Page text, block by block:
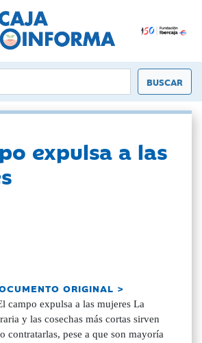
expulsa a las
ORIGINAL >
campo expulsa a las mujeres La
y las cosechas más cortas sirven
contratarlas, pese a que son mayoría